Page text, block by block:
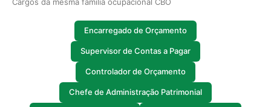
Encarregado de Orçamento
Supervisor de Contas a Pagar
Controlador de Orçamento
Chefe de Administração Patrimonial